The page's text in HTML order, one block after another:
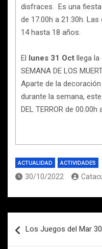
disfraces. Es una
de 17.00h a 21:30h.
14 hasta 18 años.
El lunes 31 Oct llega
SEMANA DE LOS
Aparte de la
durante la semana,
DEL TERROR de 00.00h
ACTUALIDAD ACTIVIDADES
30/10/2022
de
Los Juegos del Mar